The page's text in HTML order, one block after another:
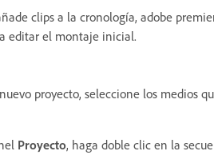
clips a la cronología, adobe
editar el montaje inicial.
proyecto, seleccione los medios
Proyecto, haga doble clic en la